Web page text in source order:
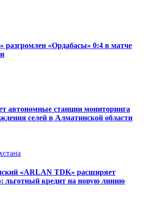
«Ордабасы» 0:4 в матче
автономные станции мониторинга
селей в Алматинской области
«ARLAN TDK» расширяет
льготный кредит на новую линию